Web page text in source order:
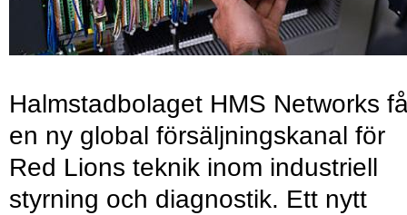
Halmstadbolaget HMS Networks
en ny global försäljningskanal för
Red Lions teknik inom industriell
styrning och diagnostik. Ett nytt